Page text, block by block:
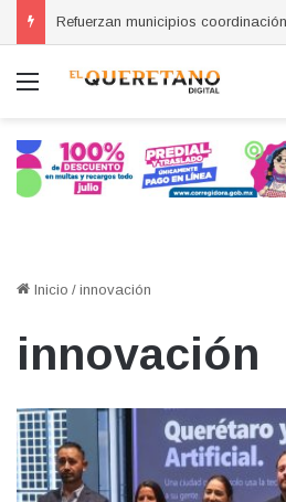
Menú
Inicio / innovación
innovación